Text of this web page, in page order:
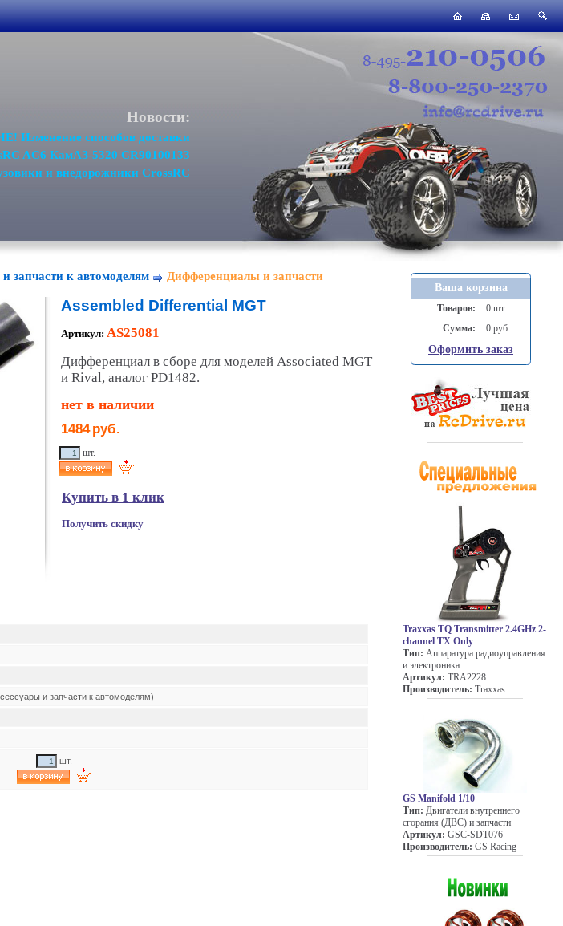
Новости:
способов доставки
AC6 КамАЗ-5320 CR90100133
и внедорожники CrossRC
запчасти к автомоделям Дифференциалы и запчасти
Assembled Differential MGT
Артикул: AS25081
Дифференциал в сборе для моделей Associated MGT
и Rival, аналог PD1482.
нет в наличии
1484 руб.
шт.
Купить в 1 клик
Получить скидку
и запчасти к автомоделям)
шт.
Ваша корзина
Товаров:
0 шт.
Сумма:
0 руб.
Оформить заказ
Traxxas TQ Transmitter 2.4GHz 2-
channel TX Only
Тип: Аппаратура радиоуправления
и электроника
Артикул: TRA2228
Производитель: Traxxas
GS Manifold 1/10
Тип: Двигатели внутреннего
сгорания (ДВС) и запчасти
Артикул: GSC-SDT076
Производитель: GS Racing